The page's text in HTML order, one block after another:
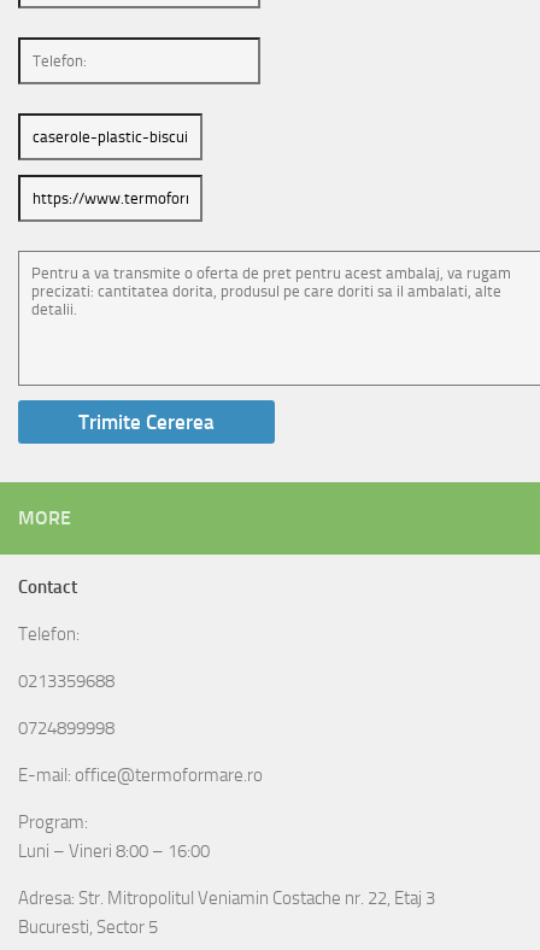
MORE
Contact
Telefon:
0213359688
0724899998
E-mail: office@termoformare.ro
Program:
Luni – Vineri 8:00 – 16:00
Adresa: Str. Mitropolitul Veniamin Costache nr. 22, Etaj 3
Bucuresti, Sector 5